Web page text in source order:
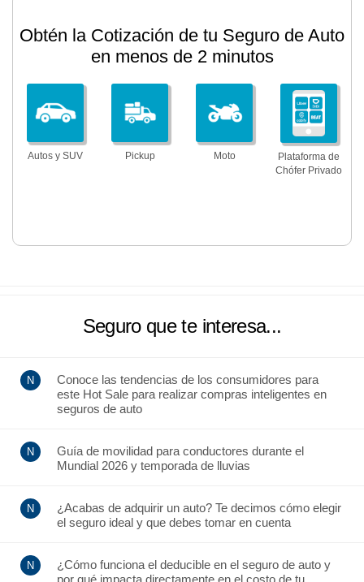
Obtén la Cotización de tu Seguro de Auto
en menos de 2 minutos
Autos y SUV Pickup Moto
Plataforma de
Chófer Privado
Seguro que te interesa...
Conoce las tendencias de los consumidores para
este Hot Sale para realizar compras inteligentes en
seguros de auto
Guía de movilidad para conductores durante el
Mundial 2026 y temporada de lluvias
¿Acabas de adquirir un auto? Te decimos cómo elegir
el seguro ideal y que debes tomar en cuenta
¿Cómo funciona el deducible en el seguro de auto y
por qué impacta directamente en el costo de tu